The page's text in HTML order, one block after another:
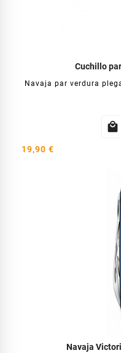
Cuchillo
Navaja par verdura

19,90 €
Navaja